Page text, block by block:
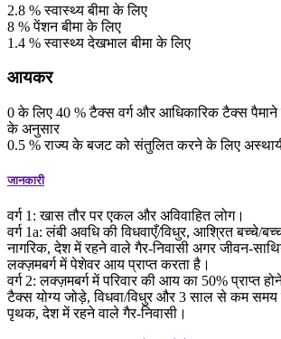
2.8 %स्वास्थ्य बीमा के लिए
8 %पेंशन बीमा के लिए
1.4 %स्वास्थ्य देखभाल बीमा के लिए
आयकर
0के लिए 40 %टैक्स वर्ग और आधिकारिक टैक्स
के अनुसार
0.5 %राज्य के बजट को संतुलित करने के लिए
जानकारी
वर्ग 1: खास तौर पर एकल और अविवाहित लोग।
वर्ग 1a: लंबी अवधि की विधवाएँ/विधुर, आश्रित बच्चे/
नागरिक, देश में रहने वाले गैर-निवासी अगर जीवन-
लक्ज़मबर्ग में पेशेवर आय प्राप्त करता है।
वर्ग 2: लक्ज़मबर्ग में परिवार की आय का 50% प्राप्त
टैक्स योग्य जोड़े, विधवा/विधुर और 3 साल से कम
पृथक, देश में रहने वाले गैर-निवासी।